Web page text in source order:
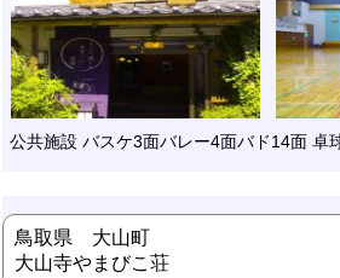
公共施設 バスケ3面バレー4面バド14面 卓
鳥取県 大山町
大山寺やまびこ荘